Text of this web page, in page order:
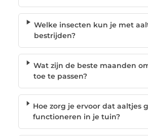
Welke insecten kun je met
bestrijden?
Wat zijn de beste maanden
toe te passen?
Hoe zorg je ervoor dat aaltjes
functioneren in je tuin?